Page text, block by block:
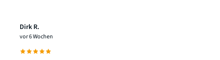
Dirk R.
vor 6 Wochen